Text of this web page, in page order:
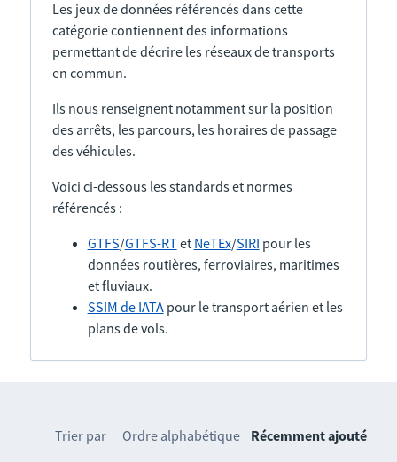
Les jeux de données référencés dans cette
catégorie contiennent des informations
permettant de décrire les réseaux de transports
en commun.
Ils nous renseignent notamment sur la position
des arrêts, les parcours, les horaires de passage
des véhicules.
Voici ci-dessous les standards et normes
référencés :
GTFS/GTFS-RTet NeTEx/SIRI pour les
données routières, ferroviaires, maritimes
et fluviaux.
SSIM de IATApour le transport aérien et les
plans de vols.
Trier par Ordre alphabétique Récemment ajouté